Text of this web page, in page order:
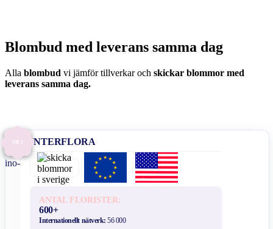
Blombud med leverans samma dag
Alla blombud vi jämför tillverkar och skickar blommor med
leverans samma dag.
NR 1 INTERFLORA
ANTAL FLORISTER:
600+
Internationellt nätverk:56 000